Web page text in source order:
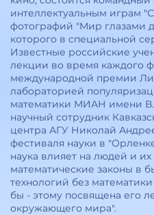
интеллектуальным играм
фотографий "Мир глазами
которого в специальной
Известные российские
лекции во время каждого
международной премии
лабораторией
математики МИАН имени В.
научный сотрудник
центра АГУ Николай
фестиваля науки в
наука влияет на людей и
математические законы в
технологий без
бы - этому посвящена его
окружающего мира".